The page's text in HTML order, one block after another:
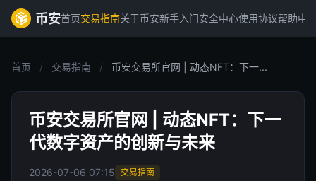
币安首页交易指南关于币安新手入门安全中心使用协议帮助中
首页 / 交易指南 / 币安交易所官网 | 动态NFT：下一...
币安交易所官网 | 动态NFT：下一
代数字资产的创新与未来
2026-07-06 07:15 交易指南